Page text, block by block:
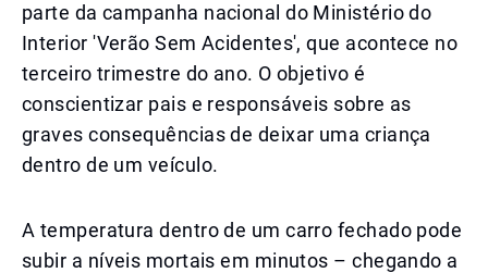
parte da campanha nacional do Ministério do
Interior 'Verão Sem Acidentes', que acontece no
terceiro trimestre do ano. O objetivo é
conscientizar pais e responsáveis sobre as
graves consequências de deixar uma criança
dentro de um veículo.
A temperatura dentro de um carro fechado pode
subir a níveis mortais em minutos – chegando a